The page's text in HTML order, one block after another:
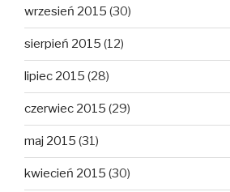
wrzesień 2015 (30)
sierpień 2015 (12)
lipiec 2015 (28)
czerwiec 2015 (29)
maj 2015 (31)
kwiecień 2015 (30)